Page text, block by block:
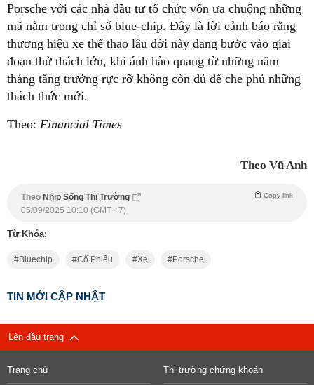
Porsche với các nhà đầu tư tổ chức vốn ưa chuộng những
mã nằm trong chỉ số blue-chip. Đây là lời cảnh báo rằng
thương hiệu xe thể thao lâu đời này đang bước vào giai
đoạn thử thách lớn, khi ánh hào quang từ những năm
tháng tăng trưởng rực rỡ không còn đủ để che phủ những
thách thức mới.
Theo: Financial Times
Theo Vũ Anh
Theo Nhịp Sống Thị Trường Copy link
05/09/2025 10:10 (GMT +7)
Từ Khóa:
Bluechip Cổ Phiếu Xe Porsche
TIN MỚI CẬP NHẬT
Lên đầu trang
Trang chủ Thị trường chứng khoán